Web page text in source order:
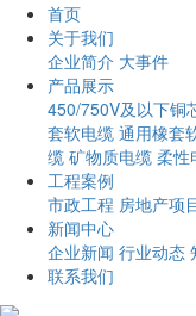
首页
关于我们
企业简介 大事件
产品展示
450/750V及以下铜
套软电缆 通用橡套
缆 矿物质电缆 柔性
工程案例
市政工程 房地产项
新闻中心
企业新闻 行业动态
联系我们